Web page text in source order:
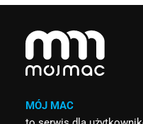
MÓJ MAC